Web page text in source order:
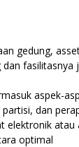
gedung,
fasilitasnya
aspek-
dan
elektronik
optimal